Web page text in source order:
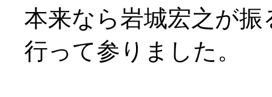
本来なら岩城宏之が
行って参りました。